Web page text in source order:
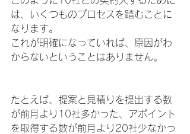
は、いくつものプロセスを踏むことに
なります。
これが明確になっていれば、原因がわ
からないということはありません。
たとえば、提案と見積りを提出する数
が前月より10社多かった、アポイント
を取得する数が前月より20社少なかっ